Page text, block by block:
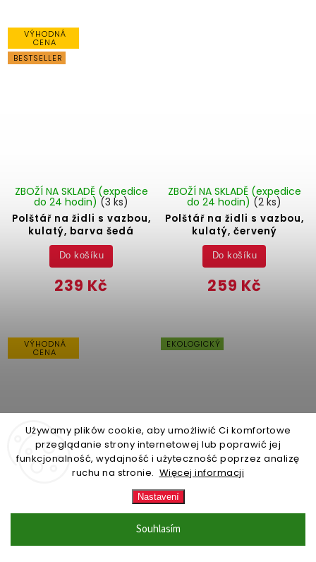
Używamy plików cookie, aby umożliwić Ci komfortowe
przeglądanie strony internetowej lub poprawić jej
funkcjonalność, wydajność i użyteczność poprzez analizę
ruchu na stronie. Więcej informacji
Nastavení
Souhlasím
VÝHODNÁ
CENA
BESTSELLER
Polštář na židli s vazbou,
kulatý, barva šedá
ZBOŽÍ NA SKLADĚ (expedice
do 24 hodin) (3 ks)
239 Kč
Do košíku
Polštář na židli s vazbou,
kulatý, červený
ZBOŽÍ NA SKLADĚ (expedice
do 24 hodin) (2 ks)
259 Kč
Do košíku
VÝHODNÁ
CENA
–68 %
Polštář na židli v černé
ZBOŽÍ NA SKLADĚ (expedice
do 24 hodin)(2 ks)
EKOLOGICKÝ
Polštář na židli, 38 x 38
ZBOŽÍ NA SKLADĚ (expedice
do 24 hodin)(12 ks)